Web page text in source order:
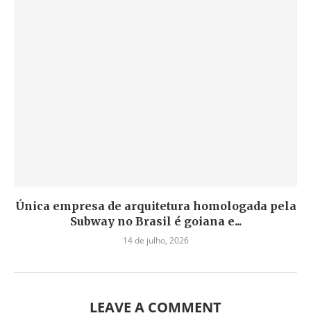
Única empresa de arquitetura homologada pela
Subway no Brasil é goiana e...
14 de julho, 2026
LEAVE A COMMENT